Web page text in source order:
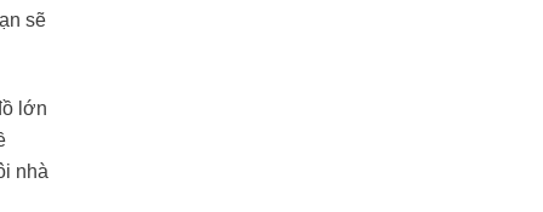
sẽ
lớn
nhà